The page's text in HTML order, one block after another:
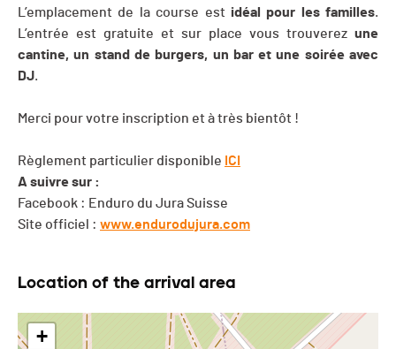
L’emplacement de la course est idéal pour les familles.
L’entrée est gratuite et sur place vous trouverez une
cantine, un stand de burgers, un bar et une soirée avec
DJ.
Merci pour votre inscription et à très bientôt !
Règlement particulier disponible ICI
A suivre sur :
Facebook : Enduro du Jura Suisse
Site officiel : www.endurodujura.com
Location of the arrival area
+